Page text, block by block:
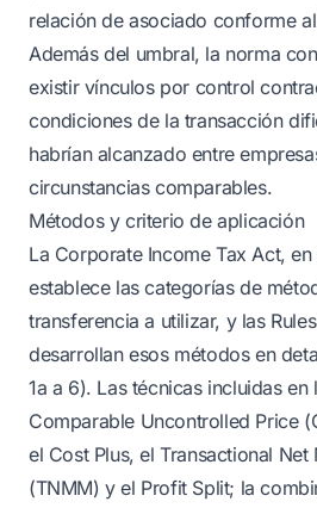
relación de asociado conforme
Además del umbral, la norma
existir vínculos por control
condiciones de la transacción
habrían alcanzado entre
circunstancias comparables.
Métodos y criterio de aplicación
La Corporate Income Tax Act,
establece las categorías de
transferencia a utilizar, y las
desarrollan esos métodos en
1a a 6). Las técnicas incluidas
Comparable Uncontrolled Price
el Cost Plus, el Transactional Net
(TNMM) y el Profit Split; la